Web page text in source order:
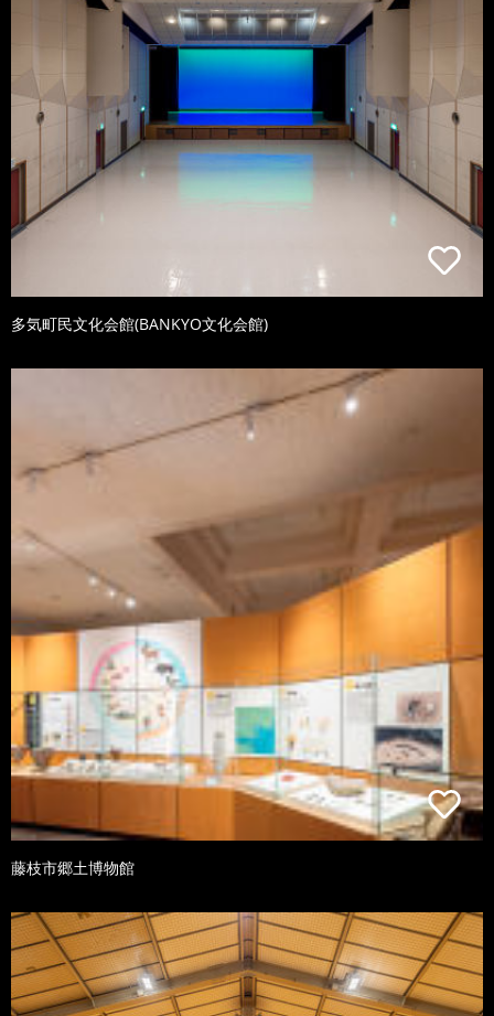
多気町民文化会館(BANKYO文化会館)
藤枝市郷土博物館